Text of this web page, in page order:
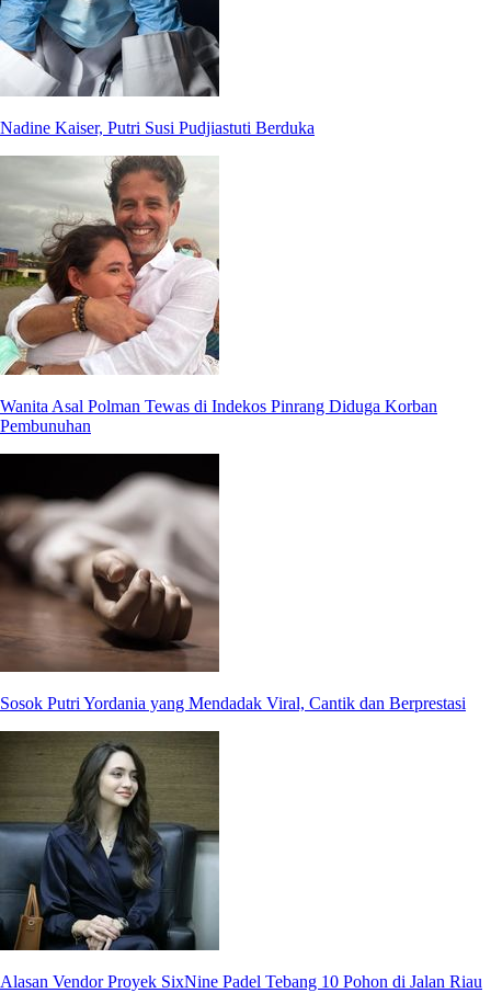
Nadine Kaiser, Putri Susi Pudjiastuti Berduka
Wanita Asal Polman Tewas di Indekos Pinrang Diduga Korban
Pembunuhan
Sosok Putri Yordania yang Mendadak Viral, Cantik dan Berprestasi
Alasan Vendor Proyek SixNine Padel Tebang 10 Pohon di Jalan Riau